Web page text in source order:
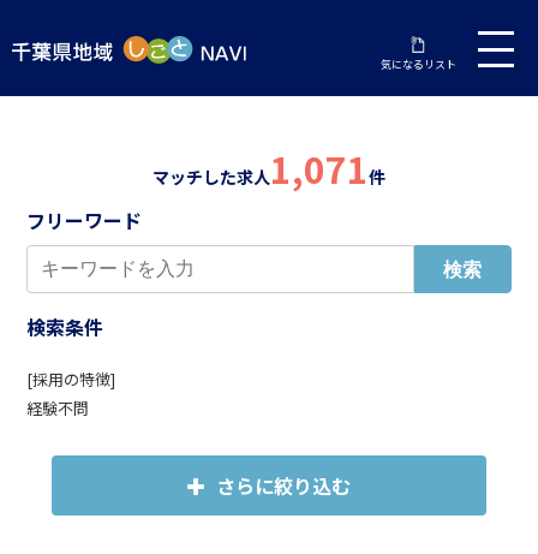
気になるリスト
マッチした求人1,071件
フリーワード
検索条件
[採用の特徴]
経験不問
さらに絞り込む